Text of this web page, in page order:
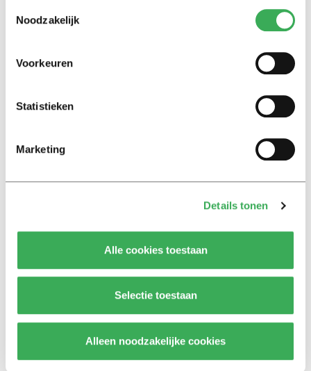
Noodzakelijk
Voorkeuren
Statistieken
Marketing
Details tonen
Alle cookies toestaan
Selectie toestaan
Alleen noodzakelijke cookies
Awareness Week: ‘Als je de
juiste vragen stelt, leer je jezelf
Werken aan je mentale
Awareness Week
13 februari 2024
Nieuws
Minister: goede timing, dat
rapport over mentale
problemen van studenten
12 november 2021